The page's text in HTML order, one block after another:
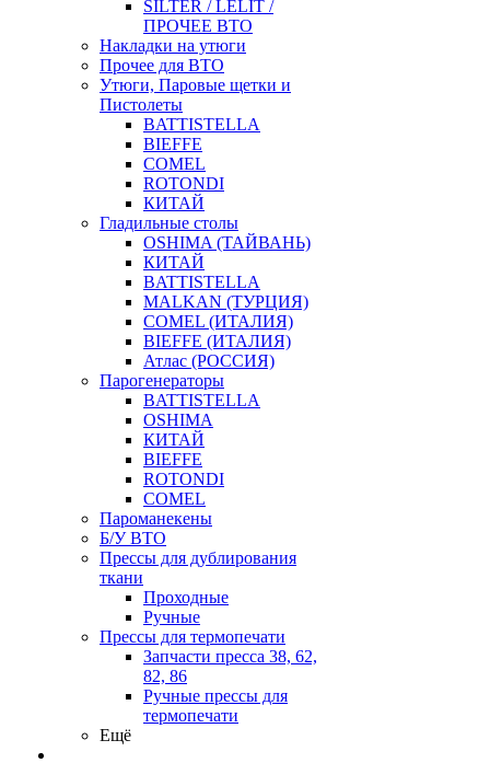
SILTER / LELIT /
ПРОЧЕЕ ВТО
Накладки на утюги
Прочее для ВТО
Утюги, Паровые щетки и
Пистолеты
BATTISTELLA
BIEFFE
COMEL
ROTONDI
КИТАЙ
Гладильные столы
OSHIMA (ТАЙВАНЬ)
КИТАЙ
BATTISTELLA
MALKAN (ТУРЦИЯ)
COMEL (ИТАЛИЯ)
BIEFFE (ИТАЛИЯ)
Атлас (РОССИЯ)
Парогенераторы
BATTISTELLA
OSHIMA
КИТАЙ
BIEFFE
ROTONDI
COMEL
Пароманекены
Б/У ВТО
Прессы для дублирования
ткани
Проходные
Ручные
Прессы для термопечати
Запчасти пресса 38, 62,
82, 86
Ручные прессы для
термопечати
Ещё